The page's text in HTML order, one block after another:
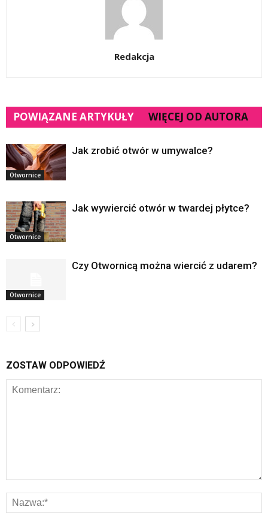
Redakcja
POWIĄZANE ARTYKUŁY WIĘCEJ OD AUTORA
Otwornice
Jak zrobić otwór w umywalce?
Otwornice
Jak wywiercić otwór w twardej płytce?
Otwornice
Czy Otwornicą można wiercić z udarem?
ZOSTAW ODPOWIEDŹ